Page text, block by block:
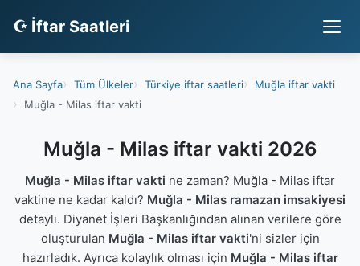
☪ İftar Saatleri
Ana Sayfa Tüm Ülkeler Türkiye iftar saatleri
Muğla iftar vakti
Muğla - Milas iftar vakti
Muğla - Milas iftar vakti 2026
Muğla - Milas iftar vakti ne zaman? Muğla - Milas iftar
vaktine ne kadar kaldı? Muğla - Milas ramazan imsakiyesi
detaylı. Diyanet İşleri Başkanlığından alınan verilere göre
oluşturulan Muğla - Milas iftar vakti'ni sizler için
hazırladık. Ayrıca kolaylık olması için Muğla - Milas iftar